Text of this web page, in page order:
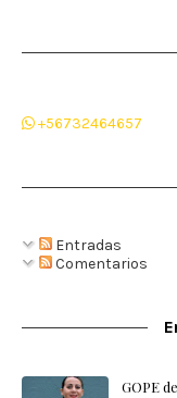
+56732464657
Entradas
Comentarios
GOPE